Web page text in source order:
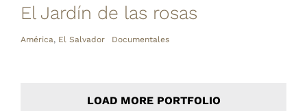
El Jardín de las rosas
América, El Salvador Documentales
LOAD MORE PORTFOLIO